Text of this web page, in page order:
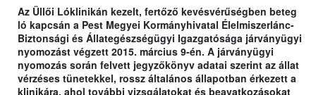
Az Üllői Lóklinikán kezelt, fertőző kevésvérűségben beteg
ló kapcsán a Pest Megyei Kormányhivatal Élelmiszerlánc-
Biztonsági és Állategészségügyi Igazgatósága járványügyi
nyomozást végzett 2015. március 9-én. A járványügyi
nyomozás során felvett jegyzőkönyv adatai szerint az állat
vérzéses tünetekkel, rossz általános állapotban érkezett a
klinikára, ahol további vizsgálatokat és beavatkozásokat